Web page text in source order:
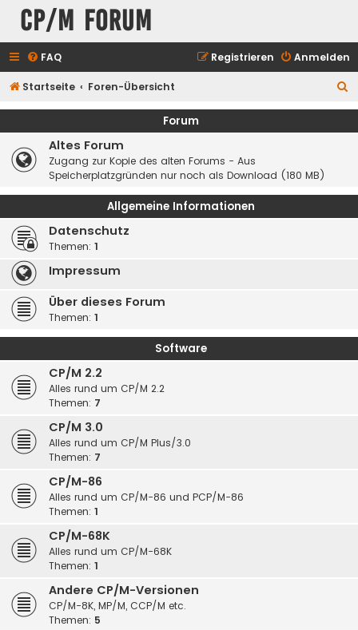
CP/M Forum
FAQ Anmelden
Registrieren
Startseite Foren-Übersicht
u
Forum
Altes Forum
Zugang zur Kopie des alten Forums - Aus
Speicherplatzgründen nur noch als Download (180 MB)
Allgemeine Informationen
Datenschutz
Themen: 1
Impressum
Über dieses Forum
Themen: 1
Software
CP/M 2.2
Alles rund um CP/M 2.2
Themen: 7
CP/M 3.0
Alles rund um CP/M Plus/3.0
Themen: 7
CP/M-86
Alles rund um CP/M-86 und PCP/M-86
Themen: 1
CP/M-68K
Alles rund um CP/M-68K
Themen: 1
Andere CP/M-Versionen
CP/M-8K, MP/M, CCP/M etc.
Themen: 5